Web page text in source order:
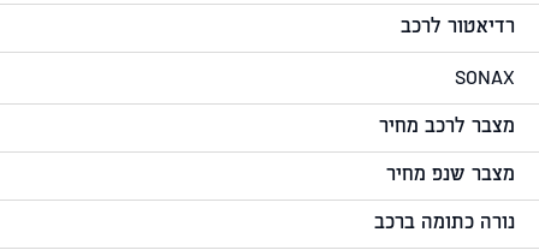
רדיאטור לרכב
SONAX
מצבר לרכב מחיר
מצבר שנפ מחיר
נורה כתומה ברכב